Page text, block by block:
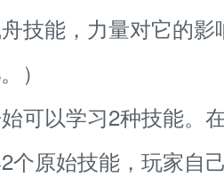
技能，力量对它的
）
以学习2种技能。
个原始技能，玩家自